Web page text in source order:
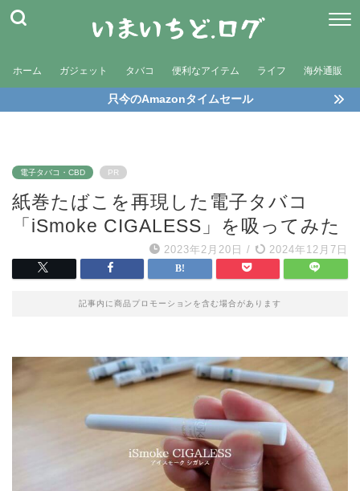
ホーム ガジェット タバコ 便利なアイテム ライフ 海外通販
只今のAmazonタイムセール
電子タバコ・CBD PR
紙巻たばこを再現した電子タバコ
「iSmoke CIGALESS」を吸ってみた
2023年2月20日 / 2024年12月7日
記事内に商品プロモーションを含む場合があります